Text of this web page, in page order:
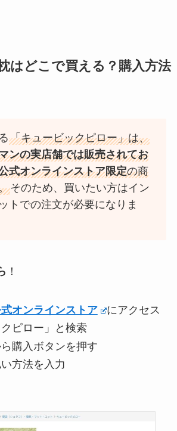
はどこで買える？購入方法
「キュービックピロー」は、
ンの実店舗では販売されてお
式オンラインストア限定の商
そのため、買いたい方はイン
トでの注文が必要になりま
！
オンラインストア
にアクセス
クピロー」と検索
購入ボタンを押す
方法を入力